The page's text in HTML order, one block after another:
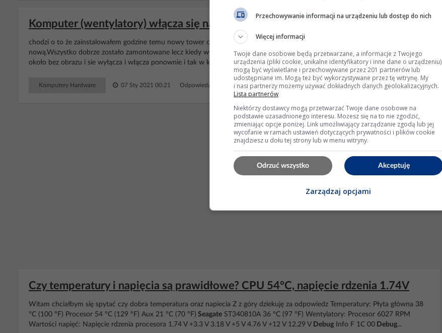
Komputer (wentylatory) włącza się na 2-3 sekundy po tym czasie wył się i wł
chodzi o to że zainstalowałem godzine temu nowy tower cooler master h410r RGB i wyczyściłem starą paste z procesora i dałem
nową.Wszystko dobrze zostało zamontowane lecz kiedy włączam komputer a dokłanie wentylatory działają one przez 3 sekundy
około bez obrazu i sie wyłącza i włącza ponownie i tak w kółko. Na płycie głównej mam 4 diody led pod którymi...
Komputery Hardware 07 Sty 2021 00:21 Odpowiedzi: 9 Wyświetleń: 441
REKLAMA
Czy temperatury i napięcia są prawidłowe? CPU 54°C, napięcie rdzenia 1.74V
Witam chciałbym się spytać czy dobra temperatura oraz napiecia Z z góry dziekuję za odpowiedz Temperatury: Płyta główna 38
°C (100 °F) Procesor 54 °C (129 °F) Aux 21 °C (70 °F) Seagate ST340810A 36 °C (97 °F) Wentylatory: Procesor 6027 RPM
Wartości napięć: Napięcie rdzenia procesora 1.74 V +3.3 V 3.18 V +5 V 4.76 V +12 V 12.29 V Debug Info F 1C 00 Debug...
Przechowywanie informacji na urządzeniu lub dostęp do nich
Więcej informacji
Twoje dane osobowe będą przetwarzane, a informacje z Twojego
urządzenia (pliki cookie, unikalne identyfikatory i inne dane o urządzeniu)
mogą być wyświetlane i przechowywane przez 201 partnerów lub
udostępniane im. Mogą też być wykorzystywane przez tę witrynę. My
i nasi partnerzy możemy używać dokładnych danych geolokalizacyjnych.
Lista partnerów
Niektórzy dostawcy mogą przetwarzać Twoje dane osobowe na
podstawie uzasadnionego interesu. Możesz się na to nie zgodzić,
zmieniając opcje poniżej. Link umożliwiający zarządzanie zgodą lub jej
wycofanie w ramach ustawień dotyczących prywatności i plików cookie
znajdziesz u dołu tej strony lub w menu witryny.
Akceptuję
Odrzuć wszystko
Zarządzaj opcjami